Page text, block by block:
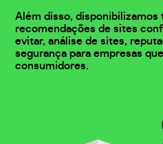
Além disso, disponibilizamos
recomendações de sites
evitar, análise de sites,
segurança para empresas
consumidores.